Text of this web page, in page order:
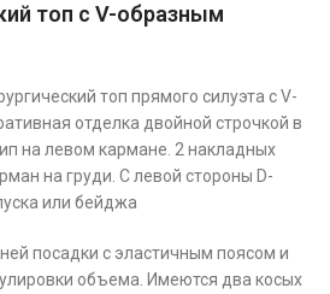
топ с V-образным
топ прямого силуэта с V-
отделка двойной строчкой в
на левом кармане. 2 накладных
на груди. С левой стороны D-
или бейджа
посадки с эластичным поясом и
объема. Имеются два косых